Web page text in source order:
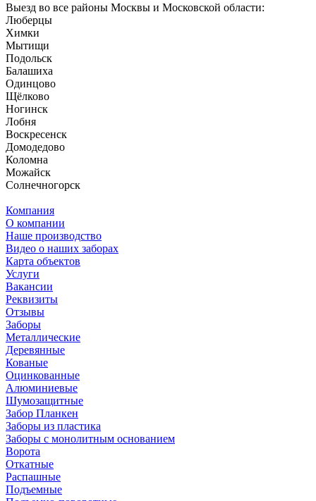
Выезд во все районы Москвы и Московской области:
Люберцы
Химки
Мытищи
Подольск
Балашиха
Одинцово
Щёлково
Ногинск
Лобня
Воскресенск
Домодедово
Коломна
Можайск
Солнечногорск
Компания
О компании
Наше производство
Видео о наших заборах
Карта объектов
Услуги
Вакансии
Реквизиты
Отзывы
Заборы
Металлические
Деревянные
Кованые
Оцинкованные
Алюминиевые
Шумозащитные
Забор Планкен
Заборы из пластика
Заборы с монолитным основанием
Ворота
Откатные
Распашные
Подъемные